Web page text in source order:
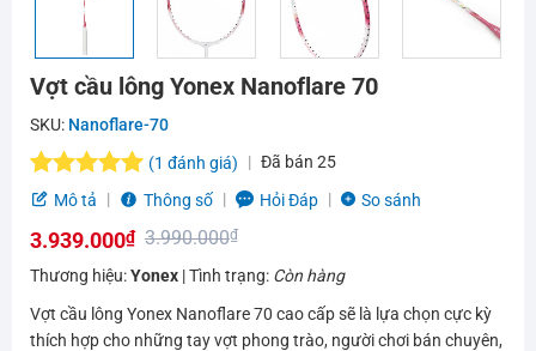
Vợt cầu lông Yonex Nanoflare 70
SKU: Nanoflare-70
5.0trên 5
1
đánh giá
(1 đánh giá) Đã bán 25
Mô tả
Thông số Hỏi Đáp So sánh
3.990.000₫
Giá
là:
3.939.000₫
Giá
hiện
tại
Thương hiệu:Yonex| Tình trạng: Còn hàng
Vợt cầu lông Yonex Nanoflare 70 cao cấp sẽ là lựa chọn cực kỳ
thích hợp cho những tay vợt phong trào, người chơi bán chuyên,